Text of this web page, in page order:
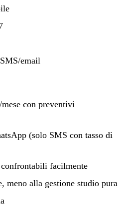
email
con preventivi
(solo SMS con tasso di
facilmente
meno alla gestione studio pura